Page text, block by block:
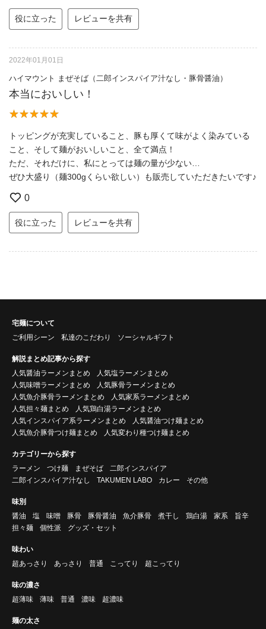
役に立った レビューを共有
2022年01月01日
ハイマウント まぜそば（二郎インスパイア汁なし・豚骨醤油）
本当においしい！
トッピングが充実していること、豚も厚くて味がよく染みている
こと、そして麺がおいしいこと、全て満点！
ただ、それだけに、私にとっては麺の量が少ない…
ぜひ大盛り（麺300gくらい欲しい）も販売していただきたいです♪
0
役に立った レビューを共有
宅麺について
ご利用シーン
私達のこだわり ソーシャルギフト
解説まとめ記事から探す
人気醤油ラーメンまとめ
人気塩ラーメンまとめ
人気味噌ラーメンまとめ
人気豚骨ラーメンまとめ
人気魚介豚骨ラーメンまとめ
人気家系ラーメンまとめ
人気担々麺まとめ
人気鶏白湯ラーメンまとめ
人気インスパイア系ラーメンまとめ
人気醤油つけ麺まとめ
人気魚介豚骨つけ麺まとめ
人気変わり種つけ麺まとめ
カテゴリーから探す
ラーメン
つけ麺 まぜそば
二郎インスパイア
二郎インスパイア汁なし
TAKUMEN LABO カレー その他
味別
醤油
塩 味噌 豚骨 豚骨醤油 魚介豚骨 煮干し 鶏白湯 家系
旨辛
担々麺
個性派 グッズ・セット
味わい
超あっさり
あっさり 普通 こってり 超こってり
味の濃さ
超薄味
薄味 普通 濃味 超濃味
麺の太さ